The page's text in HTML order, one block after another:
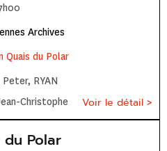
Archives
Quais du Polar
Christophe
Voir le détail >
du Polar